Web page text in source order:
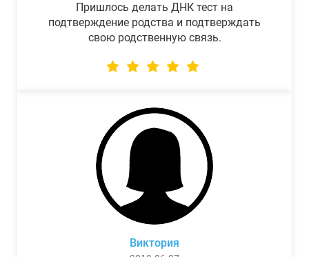
Пришлось делать ДНК тест на
подтверждение родства и подтверждать
свою родственную связь.
Виктория